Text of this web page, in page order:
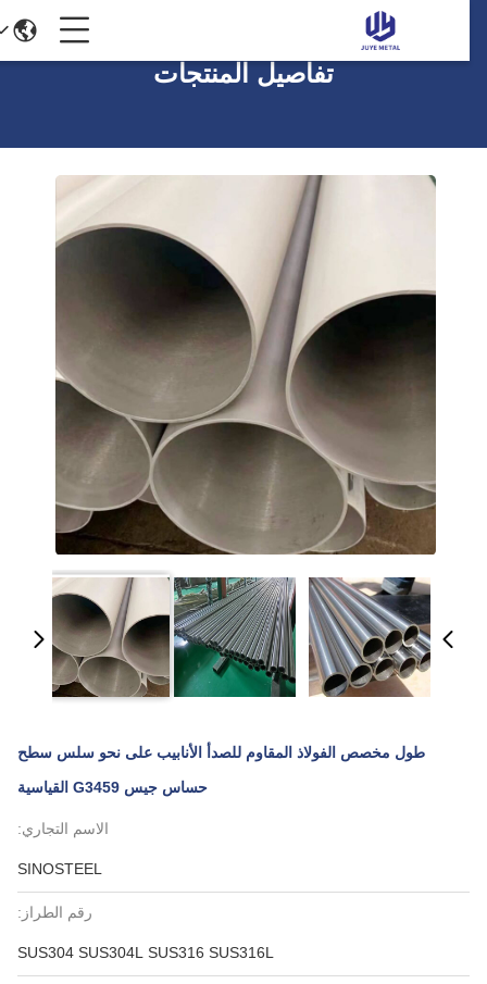
تفاصيل المنتجات
طول مخصص الفولاذ المقاوم للصدأ الأنابيب على نحو سلس سطح
حساس جيس G3459 القياسية
الاسم التجاري:
SINOSTEEL
رقم الطراز:
SUS304 SUS304L SUS316 SUS316L